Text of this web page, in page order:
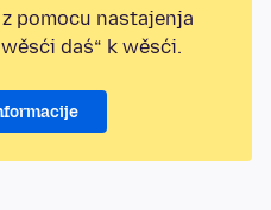
pomocu nastajenja
daś“ k wěsći.